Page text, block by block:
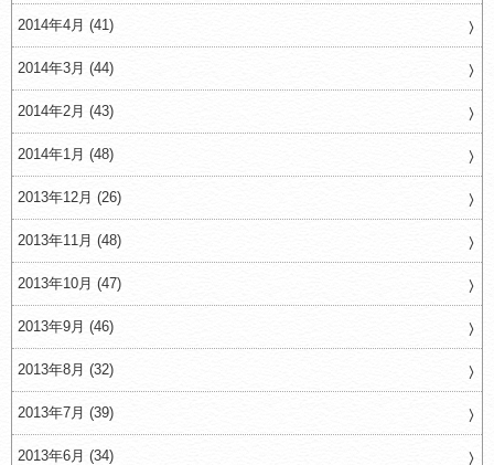
2014年4月 (41)
2014年3月 (44)
2014年2月 (43)
2014年1月 (48)
2013年12月 (26)
2013年11月 (48)
2013年10月 (47)
2013年9月 (46)
2013年8月 (32)
2013年7月 (39)
2013年6月 (34)